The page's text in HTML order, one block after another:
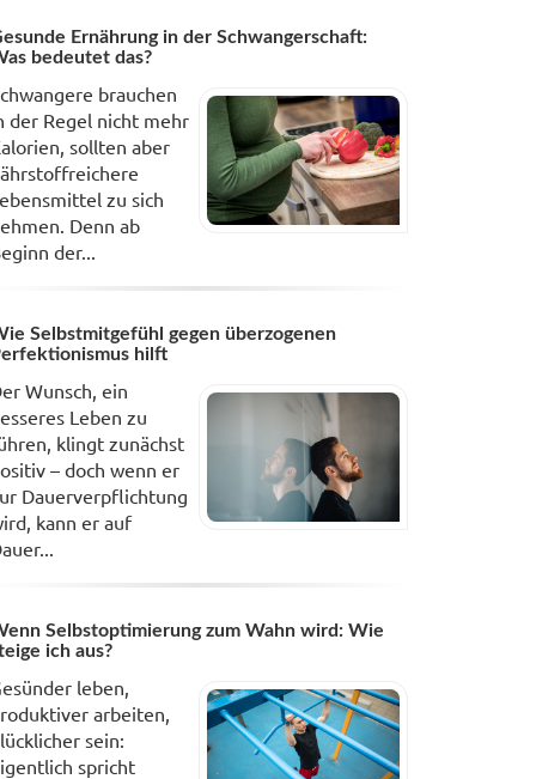
Ernährung in der Schwangerschaft:
bedeutet das?
brauchen
der Regel nicht mehr
sollten aber
zu sich
Denn ab
der...
Selbstmitgefühl gegen überzogenen
hilft
Wunsch, ein
Leben zu
klingt zunächst
– doch wenn er
Dauerverpflichtung
kann er auf
Selbstoptimierung zum Wahn wird: Wie
ich aus?
leben,
arbeiten,
sein:
spricht